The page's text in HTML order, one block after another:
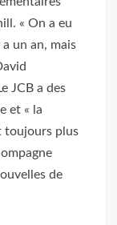
« On a eu
un an, mais
JCB a des
et « la
toujours plus
de